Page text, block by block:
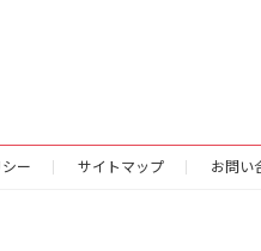
ー サイトマップ お問い